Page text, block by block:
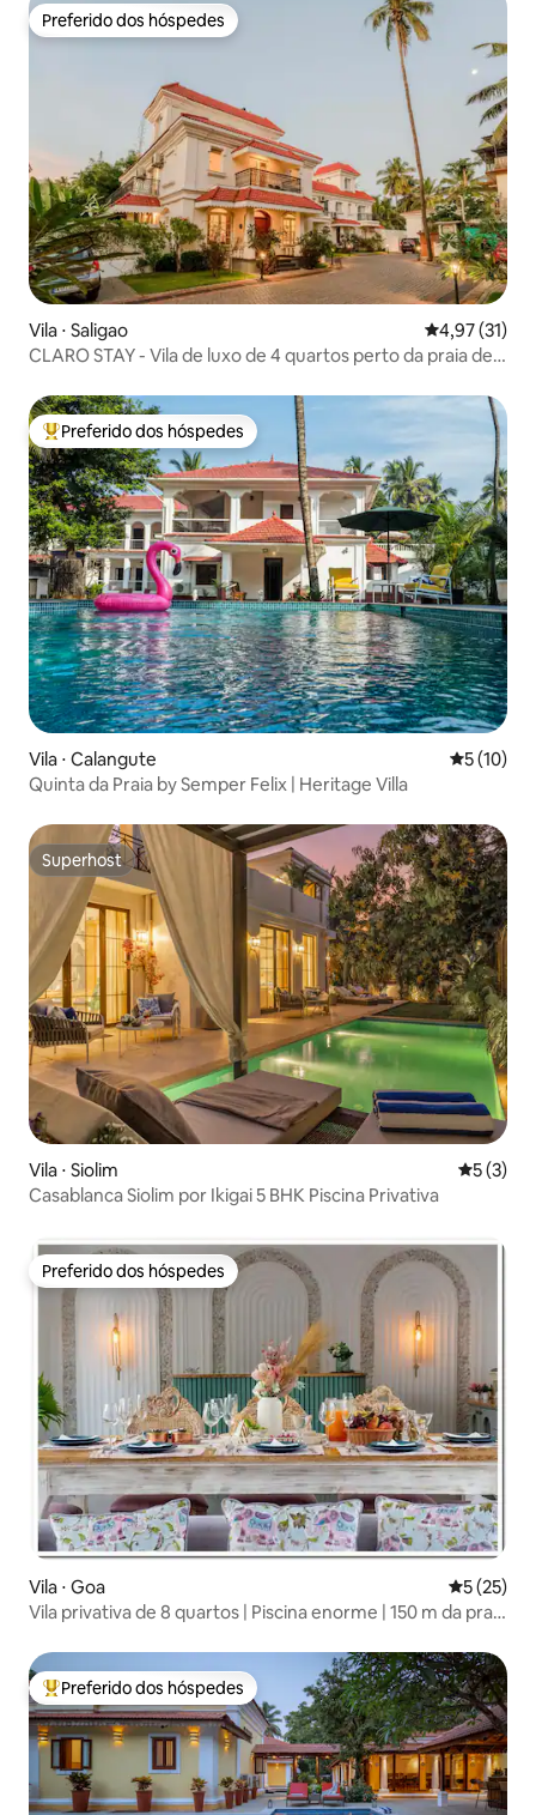
Preferido dos hóspedes
Preferido dos hóspedes
Vila ⋅ Saligao 4,97 de uma
4,97 (31)
CLARO STAY - Vila de luxo de 4 quartos perto da praia de
Entre os melhores preferidos dos hóspedes
Preferido dos hóspedes
Vila ⋅ Calangute 5 de uma
5 (10)
Quinta da Praia by Semper Felix | Heritage Villa
Superhost
Superhost
Vila ⋅ Siolim 5 de
5 (3)
Casablanca Siolim por Ikigai 5 BHK Piscina Privativa
Preferido dos hóspedes
Preferido dos hóspedes
Vila ⋅ Goa 5 de uma
5 (25)
Vila privativa de 8 quartos | Piscina enorme | 150 m da praia
Entre os melhores preferidos dos hóspedes
Preferido dos hóspedes